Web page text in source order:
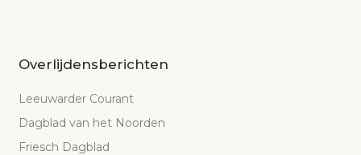
Overlijdensberichten
Leeuwarder Courant
Dagblad van het Noorden
Friesch Dagblad